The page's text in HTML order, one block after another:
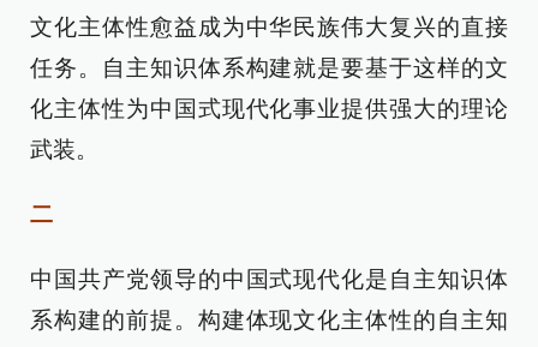
文化主体性愈益成为中华民族伟大复兴的直接
任务。自主知识体系构建就是要基于这样的文
化主体性为中国式现代化事业提供强大的理论
武装。
二
中国共产党领导的中国式现代化是自主知识体
系构建的前提。构建体现文化主体性的自主知